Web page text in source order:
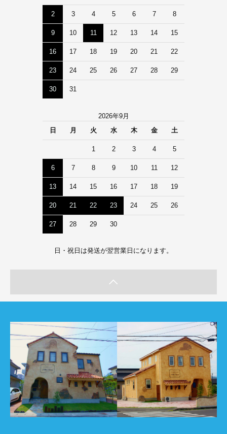
2 3 4 5 6 7 8
9 10 11 12 13 14 15
16 17 18 19 20 21 22
23 24 25 26 27 28 29
30 31
2026年9月
日
月 火 水 木 金 土
1 2 3 4 5
6 7 8 9 10 11 12
13 14 15 16 17 18 19
20 21 22 23 24 25 26
27 28 29 30
日・祝日は発送が翌営業日になります。